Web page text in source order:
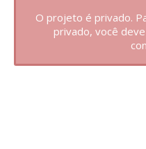
O projeto é privado.
privado, você